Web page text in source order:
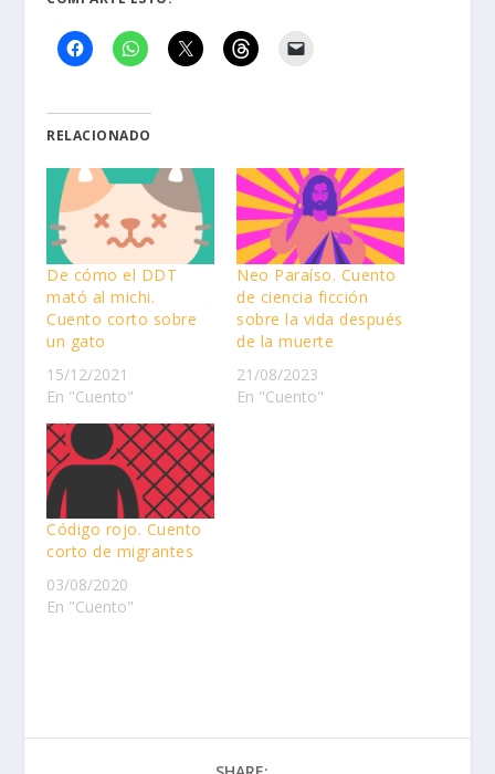
RELACIONADO
De cómo el DDT
mató al michi.
Cuento corto sobre
un gato
15/12/2021
En "Cuento"
Neo Paraíso. Cuento
de ciencia ficción
sobre la vida después
de la muerte
21/08/2023
En "Cuento"
Código rojo. Cuento
corto de migrantes
03/08/2020
En "Cuento"